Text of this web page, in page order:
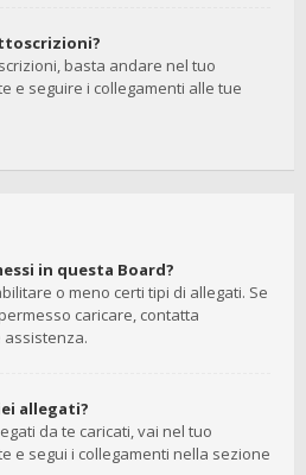
basta andare nel tuo
e seguire i collegamenti alle tue
in questa Board?
o meno certi tipi di allegati. Se
caricare, contatta
assistenza.
allegati?
da te caricati, vai nel tuo
e segui i collegamenti nella sezione